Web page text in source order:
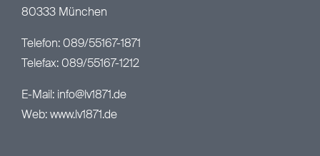
80333 München
Telefon: 089/55167-1871
Telefax: 089/55167-1212
E-Mail: info@lv1871.de
Web: www.lv1871.de